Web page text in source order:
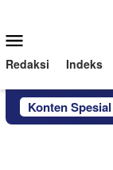
konten
Mobile
Redaksi Indeks
Konten Spesial
Dan Kapolres